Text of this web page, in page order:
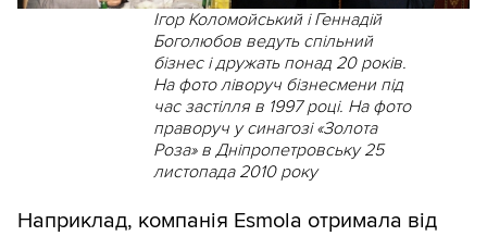
Ігор Коломойський і Геннадій
Боголюбов ведуть спільний
бізнес і дружать понад 20 років.
На фото ліворуч бізнесмени під
час застілля в 1997 році. На фото
праворуч у синагозі «Золота
Роза» в Дніпропетровську 25
листопада 2010 року
Наприклад, компанія Esmola отримала від